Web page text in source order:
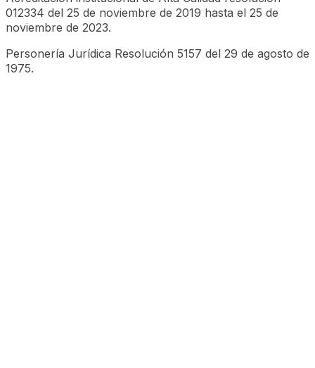
012334 del 25 de noviembre de 2019 hasta el 25 de
noviembre de 2023.
Personería Jurídica Resolución 5157 del 29 de agosto de
1975.